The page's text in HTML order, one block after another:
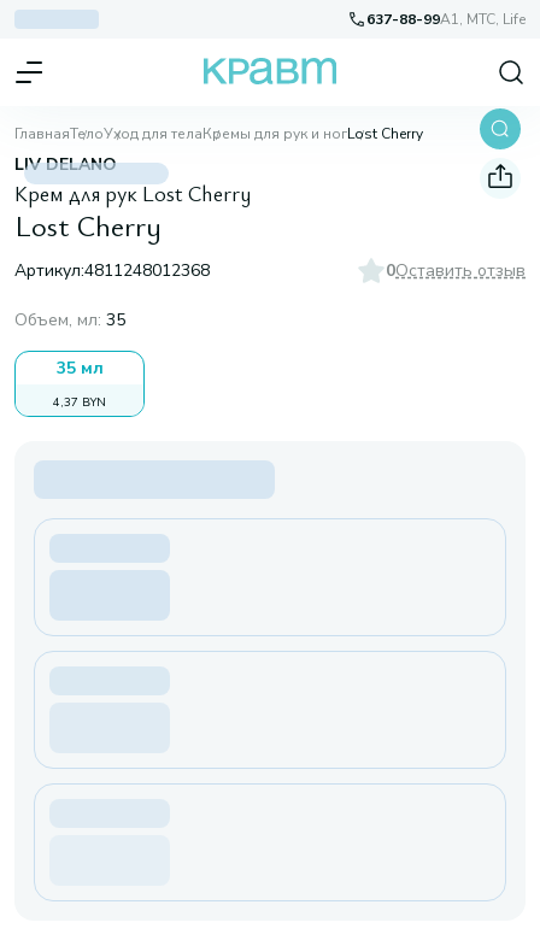
637-88-99A1, МТС, Life
ГлавнаяТелоУход для телаКремы для рук и ногLost Cherry
LIV DELANO
Крем для рук Lost Cherry
Lost Cherry
Артикул:4811248012368 0Оставить отзыв
Объем, мл: 35
35 мл
4,37 BYN